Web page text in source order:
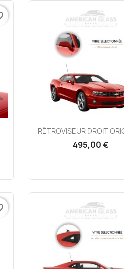
Aperçu
RÉTROVISEUR DROIT
495,00 €